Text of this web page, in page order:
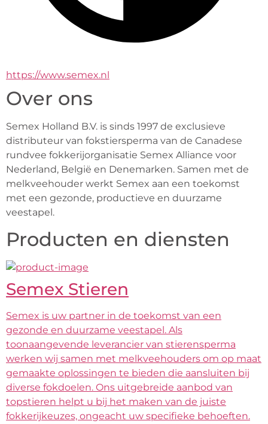
https://www.semex.nl
Over ons
Semex Holland B.V. is sinds 1997 de exclusieve
distributeur van fokstiersperma van de Canadese
rundvee fokkerijorganisatie Semex Alliance voor
Nederland, België en Denemarken. Samen met de
melkveehouder werkt Semex aan een toekomst
met een gezonde, productieve en duurzame
veestapel.
Producten en diensten
Semex Stieren
Semex is uw partner in de toekomst van een
gezonde en duurzame veestapel. Als
toonaangevende leverancier van stierensperma
werken wij samen met melkveehouders om op maat
gemaakte oplossingen te bieden die aansluiten bij
diverse fokdoelen. Ons uitgebreide aanbod van
topstieren helpt u bij het maken van de juiste
fokkerijkeuzes, ongeacht uw specifieke behoeften.